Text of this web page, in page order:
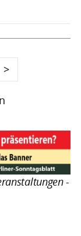
>
-